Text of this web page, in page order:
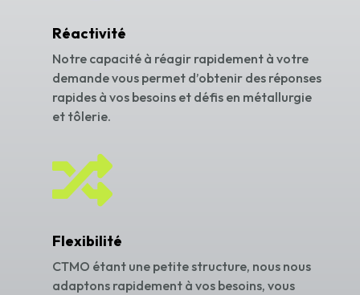
Réactivité
Notre capacité à réagir rapidement à votre
demande vous permet d’obtenir des réponses
rapides à vos besoins et défis en métallurgie
et tôlerie.

Flexibilité
CTMO étant une petite structure, nous nous
adaptons rapidement à vos besoins, vous